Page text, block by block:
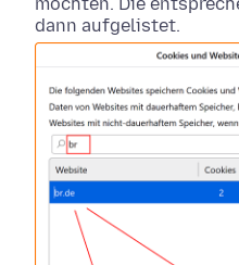
möchten. Die
dann aufgelistet.